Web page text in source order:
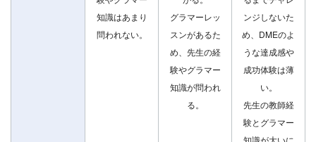
知識はあまり
問われない。
グラマーレッ
スンがあるた
め、先生の経
験やグラマー
知識が問われ
る。
ンジしないた
め、DMEのよ
うな達成感や
成功体験は薄
い。
先生の教師経
験とグラマー
知識が大いに